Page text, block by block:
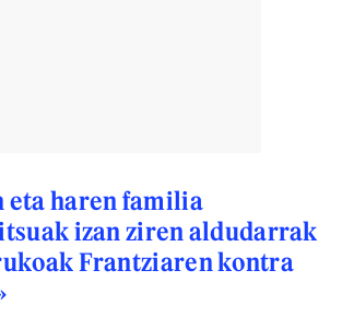
eta haren familia
izan ziren aldudarrak
Frantziaren kontra